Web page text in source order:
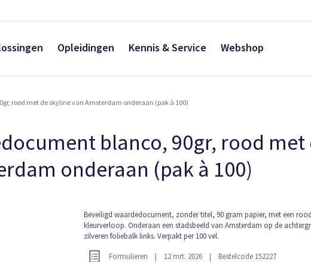
Opleidingen Kennis & Service Webshop
rood met de skyline van Amsterdam onderaan (pak à 100)
blanco, 90gr, rood met
onderaan (pak à 100)
Formulieren | 12 mrt. 2026 | Bestelcode 152227
Ga
naar
het
begin
Beveiligd waardedocument, zonder titel, 90 gram papier, met een rood
kleurverloop. Onderaan een stadsbeeld van Amsterdam op de
zilveren foliebalk links. Verpakt per 100 vel.